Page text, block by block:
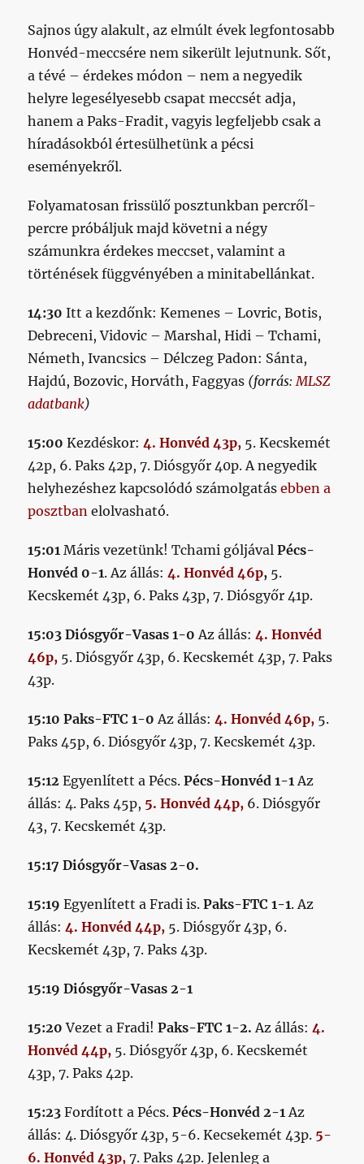
Sajnos úgy alakult, az elmúlt évek legfontosabb
Honvéd-meccsére nem sikerült lejutnunk. Sőt,
a tévé – érdekes módon – nem a negyedik
helyre legesélyesebb csapat meccsét adja,
hanem a Paks-Fradit, vagyis legfeljebb csak a
híradásokból értesülhetünk a pécsi
eseményekről.
Folyamatosan frissülő posztunkban percről-
percre próbáljuk majd követni a négy
számunkra érdekes meccset, valamint a
történések függvényében a minitabellánkat.
14:30 Itt a kezdőnk: Kemenes – Lovric, Botis,
Debreceni, Vidovic – Marshal, Hidi – Tchami,
Németh, Ivancsics – Délczeg Padon: Sánta,
Hajdú, Bozovic, Horváth, Faggyas (forrás:MLSZ
adatbank)
15:00 Kezdéskor:4. Honvéd 43p, 5. Kecskemét
42p, 6. Paks 42p, 7. Diósgyőr 40p. A negyedik
helyhezéshez kapcsolódó számolgatásebben a
posztban elolvasható.
15:01Máris vezetünk! Tchami góljávalPécs-
Honvéd 0-1. Az állás:4. Honvéd 46p, 5.
Kecskemét 43p, 6. Paks 43p, 7. Diósgyőr 41p.
15:03 Diósgyőr-Vasas 1-0Az állás:4. Honvéd
46p, 5. Diósgyőr 43p, 6. Kecskemét 43p, 7. Paks
43p.
15:10 Paks-FTC 1-0Az állás:4. Honvéd 46p, 5.
Paks 45p, 6. Diósgyőr 43p, 7. Kecskemét 43p.
15:12Egyenlített a Pécs.Pécs-Honvéd 1-1Az
állás: 4. Paks 45p, 5. Honvéd 44p, 6. Diósgyőr
43, 7. Kecskemét 43p.
15:17 Diósgyőr-Vasas 2-0.
15:19 Egyenlített a Fradi is.Paks-FTC 1-1. Az
állás:4. Honvéd 44p, 5. Diósgyőr 43p, 6.
Kecskemét 43p, 7. Paks 43p.
15:19 Diósgyőr-Vasas 2-1
15:20 Vezet a Fradi!Paks-FTC 1-2. Az állás:4.
Honvéd 44p, 5. Diósgyőr 43p, 6. Kecskemét
43p, 7. Paks 42p.
15:23 Fordított a Pécs.Pécs-Honvéd 2-1Az
állás: 4. Diósgyőr 43p, 5-6. Kecsekemét 43p. 5-
6. Honvéd 43p, 7. Paks 42p. Jelenleg a